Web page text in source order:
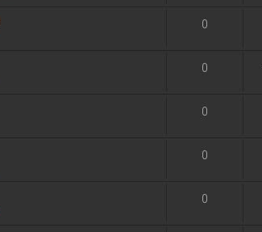
0
0
0
0
0